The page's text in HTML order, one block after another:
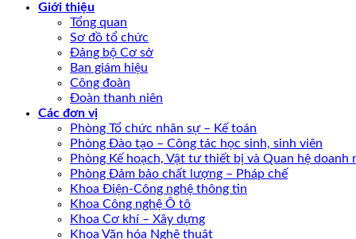
Giới thiệu
Tổng quan
Sơ đồ tổ chức
Đảng bộ Cơ sở
Ban giám hiệu
Công đoàn
Đoàn thanh niên
Các đơn vị
Phòng Tổ chức nhân sự – Kế toán
Phòng Đào tạo – Công tác học sinh, sinh viên
Phòng Kế hoạch, Vật tư thiết bị và Quan hệ doanh
Phòng Đảm bảo chất lượng – Pháp chế
Khoa Điện-Công nghệ thông tin
Khoa Công nghệ Ô tô
Khoa Cơ khí – Xây dựng
Khoa Văn hóa Nghệ thuật